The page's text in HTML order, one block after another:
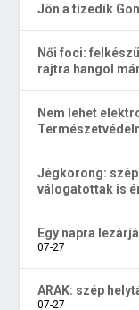
Jön a tizedik
Női foci:
rajtra hangol
Nem lehet
Jégkorong:
válogatottak is
Egy napra
07-27
ARAK: szép
07-27